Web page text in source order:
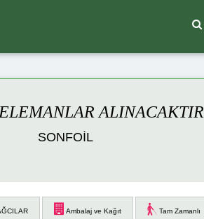
ALINACAKTIR
SONFOİL
Ambalaj ve Kağıt Tam Zamanlı